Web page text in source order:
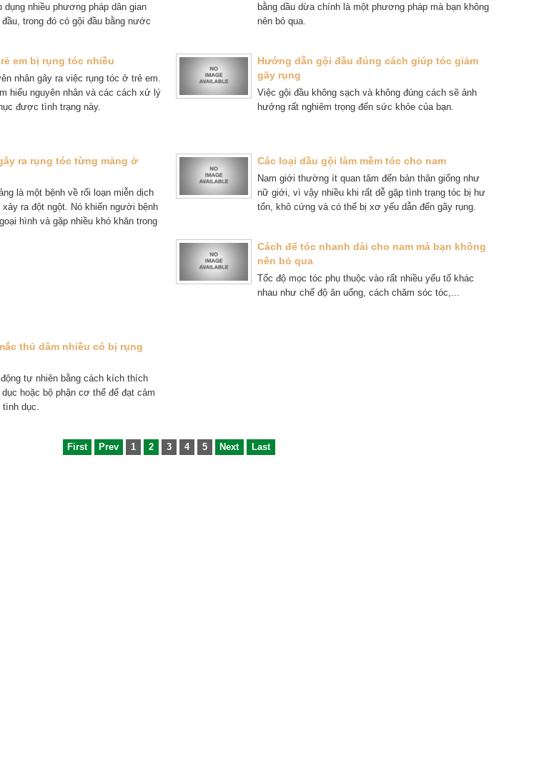
dụng nhiều phương pháp dân gian
trong đó có gội đầu bằng nước
bằng dầu dừa chính là một phương pháp mà bạn không
nên bỏ qua.
em bị rụng tóc nhiều
nhân gây ra việc rụng tóc ở trẻ em.
hiểu nguyên nhân và các cách xử lý
được tình trạng này.
Hướng dẫn gội đầu đúng cách giúp tóc giảm
gãy rụng
Việc gội đầu không sạch và không đúng cách sẽ ảnh
hưởng rất nghiêm trọng đến sức khỏe của bạn.
ra rụng tóc từng mảng ở
là một bệnh về rối loạn miễn dịch
ra đột ngột. Nó khiến người bệnh
hình và gặp nhiều khó khăn trong
Các loại dầu gội làm mềm tóc cho nam
Nam giới thường ít quan tâm đến bản thân giống như
nữ giới, vì vậy nhiều khi rất dễ gặp tình trạng tóc bị hư
tổn, khô cứng và có thể bị xơ yếu dẫn đến gãy rụng.
Cách để tóc nhanh dài cho nam mà bạn không
nên bỏ qua
Tốc độ mọc tóc phụ thuộc vào rất nhiều yếu tố khác
nhau như chế độ ăn uống, cách chăm sóc tóc,...
thủ dâm nhiều có bị rụng
tự nhiên bằng cách kích thích
hoặc bộ phận cơ thể để đạt cảm
dục.
First Prev 1 2 3 4 5 Next Last